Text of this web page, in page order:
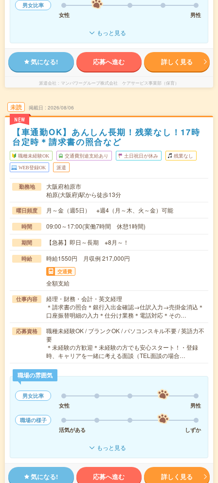
男女比率
女性
男性
もっと見る
気になる! 応募へ進む 詳しく見る
派遣会社 マンパワーグループ株式会社 ケアサービス事業部（保育）
未読
NEW
掲載日 2026/08/06
【車通勤OK】あんしん長期！残業なし！17時
台定時＊請求書の照合など
職種未経験OK 交通費別途支給あり 土日祝日が休み 残業なし
WEB登録OK 派遣
勤務地
大阪府柏原市
柏原(大阪府)駅から徒歩13分
曜日頻度 月～金（週5日） ※週4（月～木、火～金）可能
時間 09:00～17:00(実働7時間 休憩1時間)
期間 【急募】即日～長期 ※8月～！
時給 時給1550円 月収例 217,000円
交通費
全額支給
仕事内容
経理・財務・会計・英文経理
＊請求書の照合＊銀行入出金確認→仕訳入力→売掛金消込＊
口座振替明細の入力＊仕分け業務＊電話対応＊その…
応募資格
職種未経験OK / ブランクOK / パソコンスキル不要 / 英語力不
要
＊未経験の方歓迎＊未経験の方でも安心スタート！・登録
時、キャリアを一緒に考える面談（TEL面談の場合…
職場の雰囲気
男女比率
女性
男性
職場の様子
活気がある
しずか
もっと見る
気になる! 応募へ進む 詳しく見る